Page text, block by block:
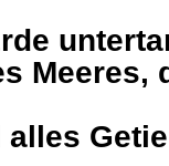
Meeres,
alles